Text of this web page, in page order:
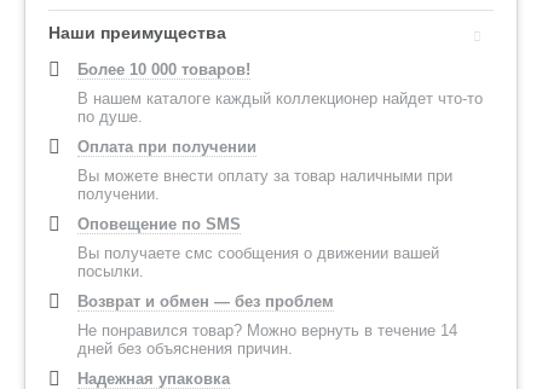
Наши преимущества
Более 10 000 товаров!
В нашем каталоге каждый коллекционер найдет что-то
по душе.
Оплата при получении
Вы можете внести оплату за товар наличными при
получении.
Оповещение по SMS
Вы получаете смс сообщения о движении вашей
посылки.
Возврат и обмен — без проблем
Не понравился товар? Можно вернуть в течение 14
дней без объяснения причин.
Надежная упаковка